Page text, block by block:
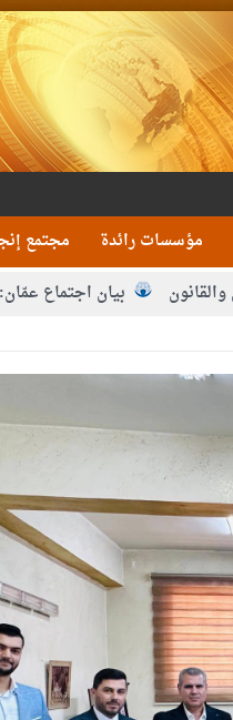
مؤسسات رائدة مجتمع
بيان اجتماع عمّان:دعم الوصاية